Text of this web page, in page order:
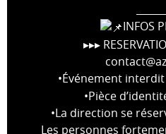
INFOS
▸▸▸
•Événement
•Pièce
•La direction se
Les personnes